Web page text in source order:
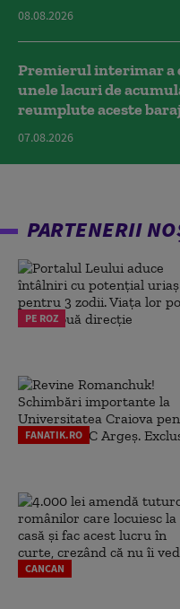
08.08.2026
Premierul interimar a
unele lacuri de
reumplute aceste
07.08.2026
PARTENERII
PE ROZ
FANATIK.RO
CANCAN